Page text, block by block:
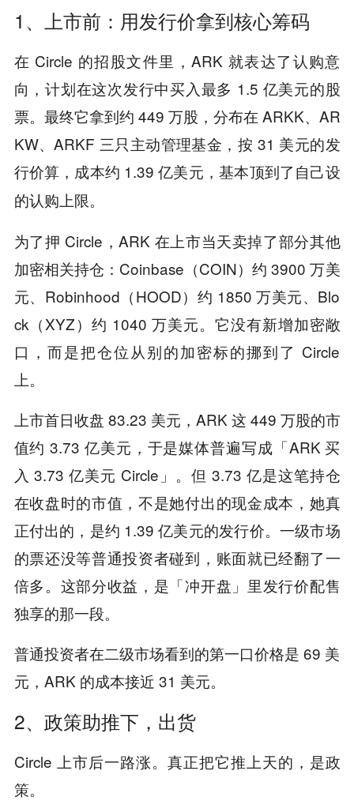
1、上市前：用发行价拿到核心筹码
在 Circle 的招股文件里，ARK 就表达了认购意
向，计划在这次发行中买入最多 1.5 亿美元的股
票。最终它拿到约 449 万股，分布在 ARKK、AR
KW、ARKF 三只主动管理基金，按 31 美元的发
行价算，成本约 1.39 亿美元，基本顶到了自己设
的认购上限。
为了押 Circle，ARK 在上市当天卖掉了部分其他
加密相关持仓：Coinbase（COIN）约 3900 万美
元、Robinhood（HOOD）约 1850 万美元、Blo
ck（XYZ）约 1040 万美元。它没有新增加密敞
口，而是把仓位从别的加密标的挪到了 Circle
上。
上市首日收盘 83.23 美元，ARK 这 449 万股的市
值约 3.73 亿美元，于是媒体普遍写成「ARK 买
入 3.73 亿美元 Circle」。但 3.73 亿是这笔持仓
在收盘时的市值，不是她付出的现金成本，她真
正付出的，是约 1.39 亿美元的发行价。一级市场
的票还没等普通投资者碰到，账面就已经翻了一
倍多。这部分收益，是「冲开盘」里发行价配售
独享的那一段。
普通投资者在二级市场看到的第一口价格是 69 美
元，ARK 的成本接近 31 美元。
2、政策助推下，出货
Circle 上市后一路涨。真正把它推上天的，是政
策。